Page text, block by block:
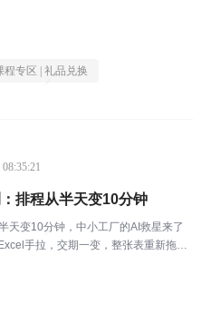
程专区 | 礼品兑换
排程从半天变10分钟
天变10分钟，中小工厂的AI救星来了
手拉，交期一变，整张表重新拖拽
记，人一走经验就断档。培训课件没
表...